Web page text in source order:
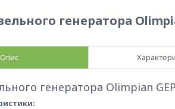
генератора
Опис
генератора Olimpian